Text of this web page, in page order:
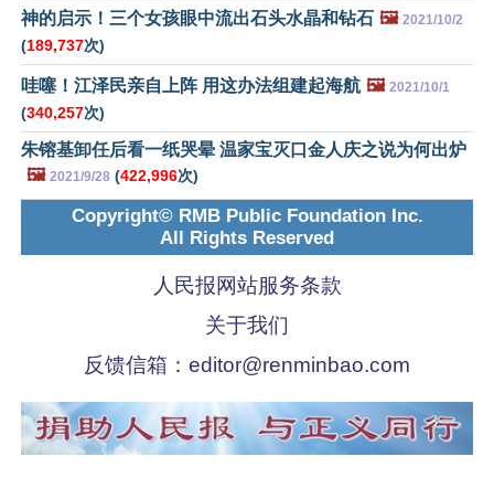
神的启示！三个女孩眼中流出石头水晶和钻石 🖼️ 2021/10/2
(189,737次)
哇噻！江泽民亲自上阵 用这办法组建起海航 🖼️ 2021/10/1
(340,257次)
朱镕基卸任后看一纸哭晕 温家宝灭口金人庆之说为何出炉
🖼️ 2021/9/28 (422,996次)
Copyright© RMB Public Foundation Inc.
All Rights Reserved
人民报网站服务条款
关于我们
反馈信箱： editor@renminbao.com